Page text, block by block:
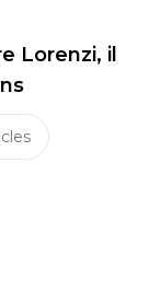
Lorenzi, il